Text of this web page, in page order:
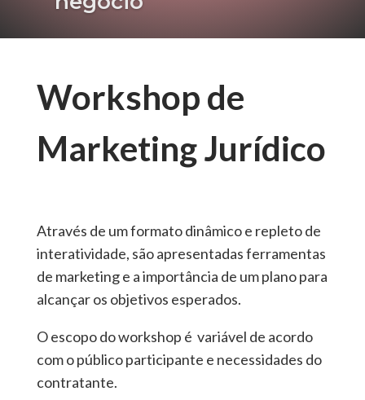
Workshop de
Marketing Jurídico
Através de um formato dinâmico e repleto de
interatividade, são apresentadas ferramentas
de marketing e a importância de um plano para
alcançar os objetivos esperados.
O escopo do workshop é variável de acordo
com o público participante e necessidades do
contratante.